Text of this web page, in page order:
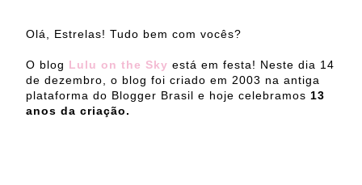
Olá, Estrelas! Tudo bem com vocês?
O blog Lulu on the Sky está em festa! Neste dia 14
de dezembro, o blog foi criado em 2003 na antiga
plataforma do Blogger Brasil e hoje celebramos 13
anos da criação.